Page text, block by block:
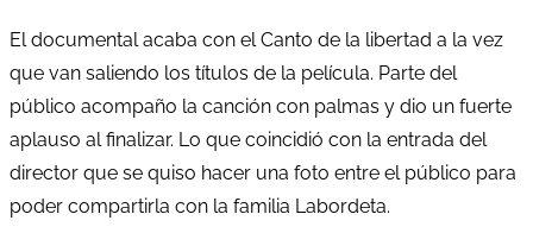
El documental acaba con el Canto de la libertad a la vez
que van saliendo los títulos de la película. Parte del
público acompaño la canción con palmas y dio un fuerte
aplauso al finalizar. Lo que coincidió con la entrada del
director que se quiso hacer una foto entre el público para
poder compartirla con la familia Labordeta.